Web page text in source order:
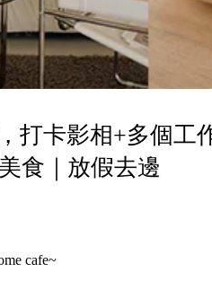
打卡影相+多個工
食｜放假去邊
cafe~